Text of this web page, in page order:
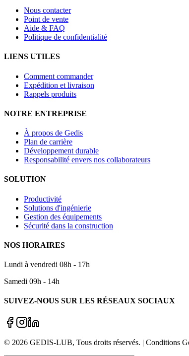
Nous contacter
Point de vente
Aide & FAQ
Politique de confidentialité
LIENS UTILES
Comment commander
Expédition et livraison
Rappels produits
NOTRE ENTREPRISE
À propos de Gedis
Plan de carrière
Développement durable
Responsabilité envers nos collaborateurs
SOLUTION
Productivité
Solutions d'ingénierie
Gestion des équipements
Sécurité dans la construction
NOS HORAIRES
Lundi à vendredi 08h - 17h
Samedi 09h - 14h
SUIVEZ-NOUS SUR LES RÉSEAUX SOCIAUX
© 2026 GEDIS-LUB, Tous droits réservés. | Conditions